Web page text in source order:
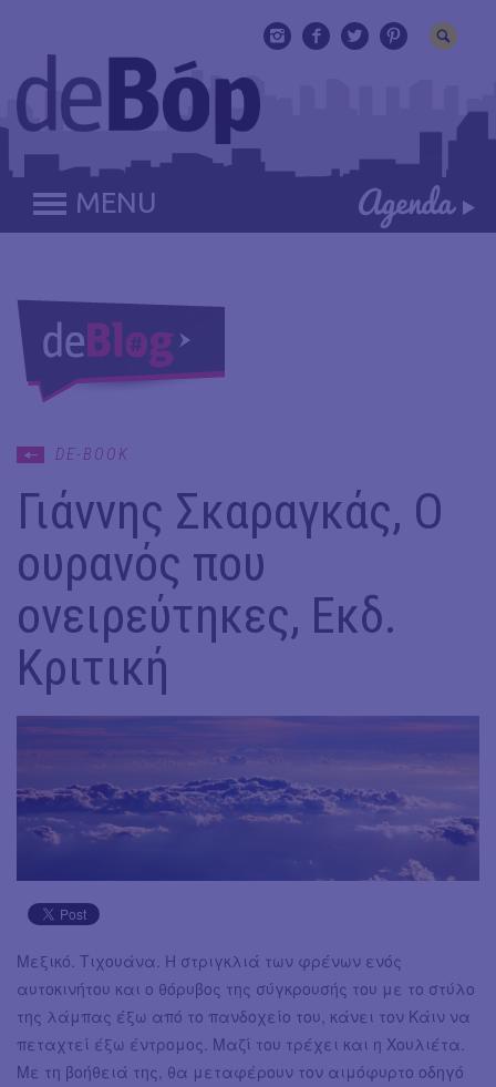
MENU
DE-BOOK
Γιάννης Σκαραγκάς, Ο
ουρανός που
ονειρεύτηκες, Εκδ.
Κριτική
Mεξικό. Τιχουάνα. Η στριγκλιά των φρένων ενός
αυτοκινήτου και ο θόρυβος της σύγκρουσής του με το στύλο
της λάμπας έξω από το πανδοχείο του, κάνει τον Κάιν να
πεταχτεί έξω έντρομος. Μαζί του τρέχει και η Χουλιέτα.
Με τη βοήθειά της, θα μεταφέρουν τον αιμόφυρτο οδηγό